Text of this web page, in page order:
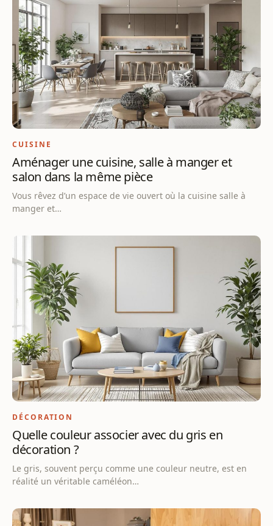
CUISINE
Aménager une cuisine, salle à manger et
salon dans la même pièce
Vous rêvez d’un espace de vie ouvert où la cuisine salle à
manger et…
DÉCORATION
Quelle couleur associer avec du gris en
décoration ?
Le gris, souvent perçu comme une couleur neutre, est en
réalité un véritable caméléon…